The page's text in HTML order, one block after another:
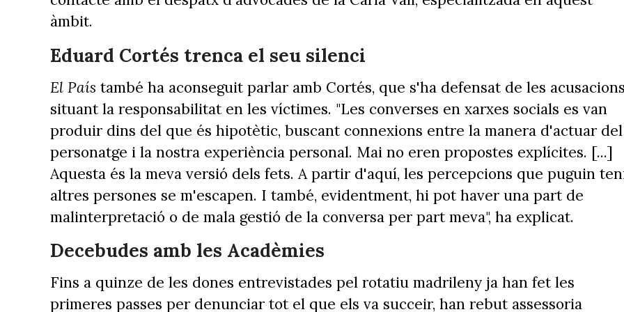
àmbit.
Eduard Cortés trenca el seu silenci
El País també ha aconseguit parlar amb Cortés, que s'ha defensat de les
situant la responsabilitat en les víctimes. "Les converses en xarxes socials es van
produir dins del que és hipotètic, buscant connexions entre la manera d'actuar del
personatge i la nostra experiència personal. Mai no eren propostes explícites. [...]
Aquesta és la meva versió dels fets. A partir d'aquí, les percepcions que puguin
altres persones se m'escapen. I també, evidentment, hi pot haver una part de
malinterpretació o de mala gestió de la conversa per part meva", ha explicat.
Decebudes amb les Acadèmies
Fins a quinze de les dones entrevistades pel rotatiu madrileny ja han fet les
primeres passes per denunciar tot el que els va succeir, han rebut assessoria